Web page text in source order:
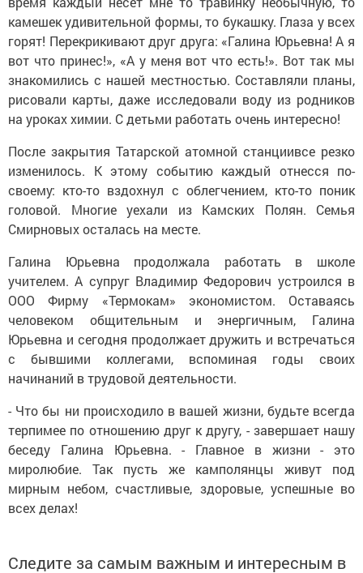
камешек удивительной формы, то букашку. Глаза у всех
горят! Перекрикивают друг друга: «Галина Юрьевна! А я
вот что принес!», «А у меня вот что есть!». Вот так мы
знакомились с нашей местностью. Составляли планы,
рисовали карты, даже исследовали воду из родников
на уроках химии. С детьми работать очень интересно!
После закрытия Татарской атомной станциивсе резко
изменилось. К этому событию каждый отнесся по-
своему: кто-то вздохнул с облегчением, кто-то поник
головой. Многие уехали из Камских Полян. Семья
Смирновых осталась на месте.
Галина Юрьевна продолжала работать в школе
учителем. А супруг Владимир Федорович устроился в
ООО Фирму «Термокам» экономистом. Оставаясь
человеком общительным и энергичным, Галина
Юрьевна и сегодня продолжает дружить и встречаться
с бывшими коллегами, вспоминая годы своих
начинаний в трудовой деятельности.
- Что бы ни происходило в вашей жизни, будьте всегда
терпимее по отношению друг к другу, - завершает нашу
беседу Галина Юрьевна. - Главное в жизни - это
миролюбие. Так пусть же камполянцы живут под
мирным небом, счастливые, здоровые, успешные во
всех делах!
Следите за самым важным и интересным в